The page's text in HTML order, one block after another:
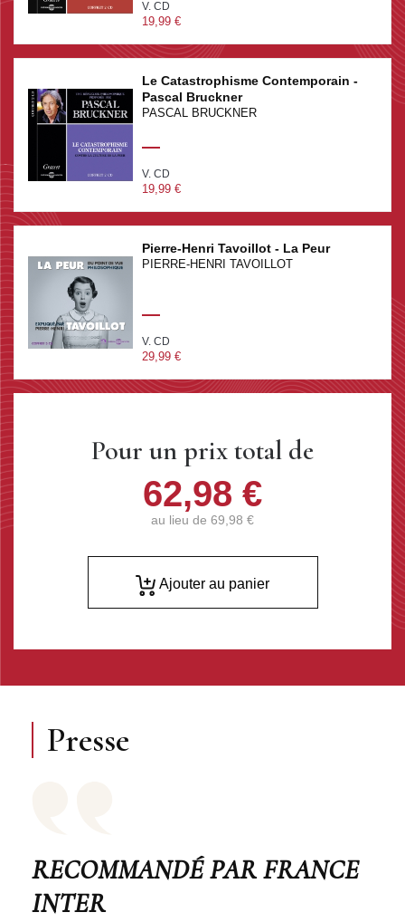
V. CD
19,99 €
Le Catastrophisme Contemporain -
Pascal Bruckner
PASCAL BRUCKNER
V. CD
19,99 €
Pierre-Henri Tavoillot - La Peur
PIERRE-HENRI TAVOILLOT
V. CD
29,99 €
Pour un prix total de
62,98 €
au lieu de 69,98 €
Ajouter au panier
Presse
RECOMMANDÉ PAR FRANCE
INTER